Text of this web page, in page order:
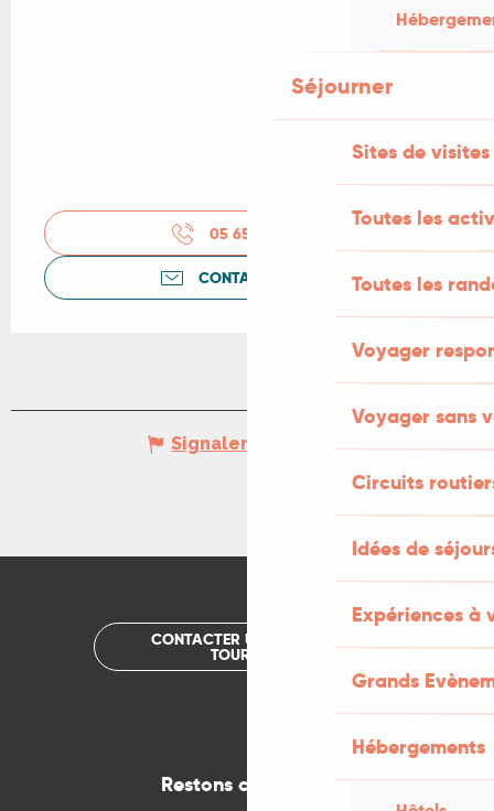
Séjourner
Sites de visites
Toutes les
Toutes les
Voyager
Voyager sans
Circuits
Idées de
Expériences à
Grands
Hébergements
05 65 40 57
CONTACTEZ-NOUS
Signaler une erreur
CONTACTER UN OFFICE DE
TOURISME
Restons connectés